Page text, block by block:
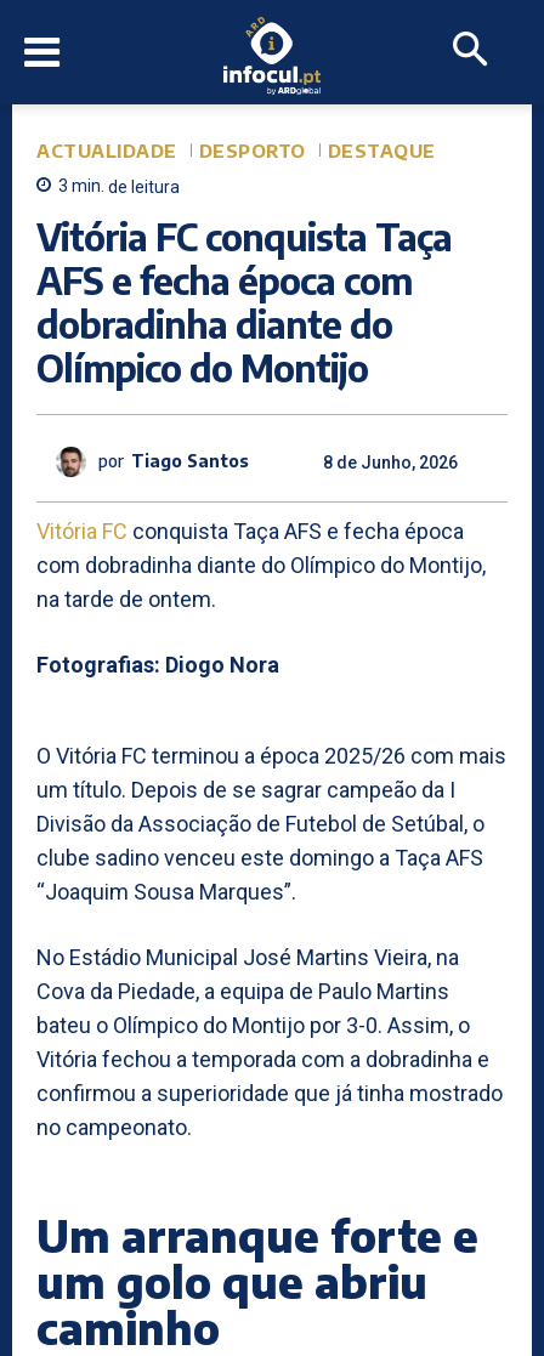
ACTUALIDADE DESPORTO DESTAQUE
3 min. de leitura
Vitória FC conquista Taça
AFS e fecha época com
dobradinha diante do
Olímpico do Montijo
por Tiago Santos 8 de Junho, 2026
Vitória FC conquista Taça AFS e fecha época
com dobradinha diante do Olímpico do Montijo,
na tarde de ontem.
Fotografias: Diogo Nora
O Vitória FC terminou a época 2025/26 com mais
um título. Depois de se sagrar campeão da I
Divisão da Associação de Futebol de Setúbal, o
clube sadino venceu este domingo a Taça AFS
“Joaquim Sousa Marques”.
No Estádio Municipal José Martins Vieira, na
Cova da Piedade, a equipa de Paulo Martins
bateu o Olímpico do Montijo por 3-0. Assim, o
Vitória fechou a temporada com a dobradinha e
confirmou a superioridade que já tinha mostrado
no campeonato.
Um arranque forte e
um golo que abriu
caminho